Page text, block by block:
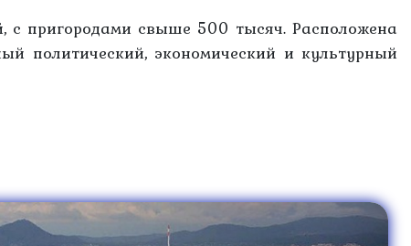
с пригородами свыше 500 тысяч. Расположена
политический, экономический и культурный